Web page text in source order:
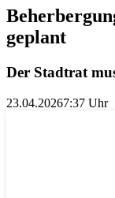
geplant
Der Stadtrat
23.04.20267:37 Uhr